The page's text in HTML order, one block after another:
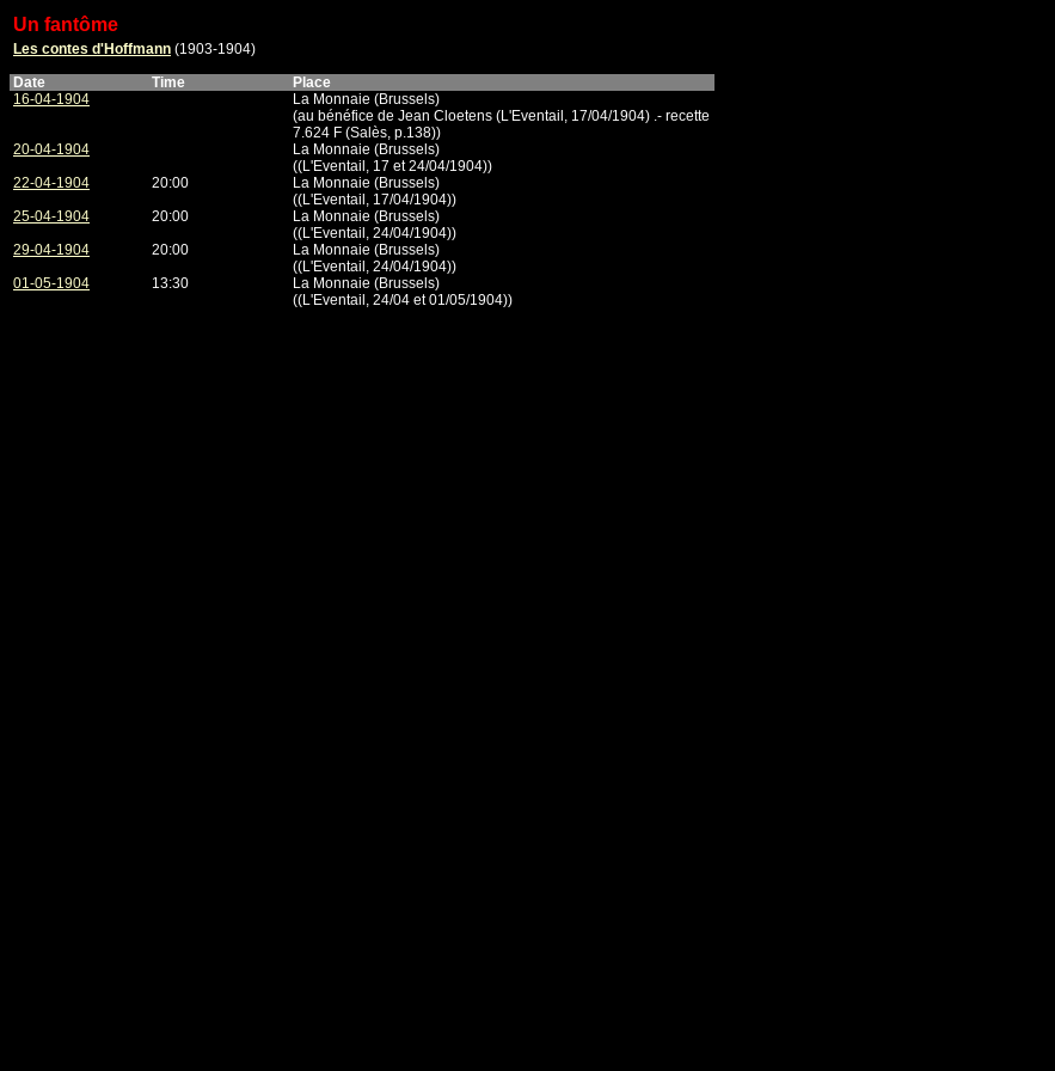
Un fantôme
Les contes d'Hoffmann (1903-1904)
Date
Time
Place
16-04-1904
La Monnaie (Brussels)
(au bénéfice de Jean Cloetens (L'Eventail, 17/04/1904) .- recette
7.624 F (Salès, p.138))
20-04-1904
La Monnaie (Brussels)
((L'Eventail, 17 et 24/04/1904))
22-04-1904
20:00
La Monnaie (Brussels)
((L'Eventail, 17/04/1904))
25-04-1904
20:00
La Monnaie (Brussels)
((L'Eventail, 24/04/1904))
29-04-1904
20:00
La Monnaie (Brussels)
((L'Eventail, 24/04/1904))
01-05-1904
13:30
La Monnaie (Brussels)
((L'Eventail, 24/04 et 01/05/1904))